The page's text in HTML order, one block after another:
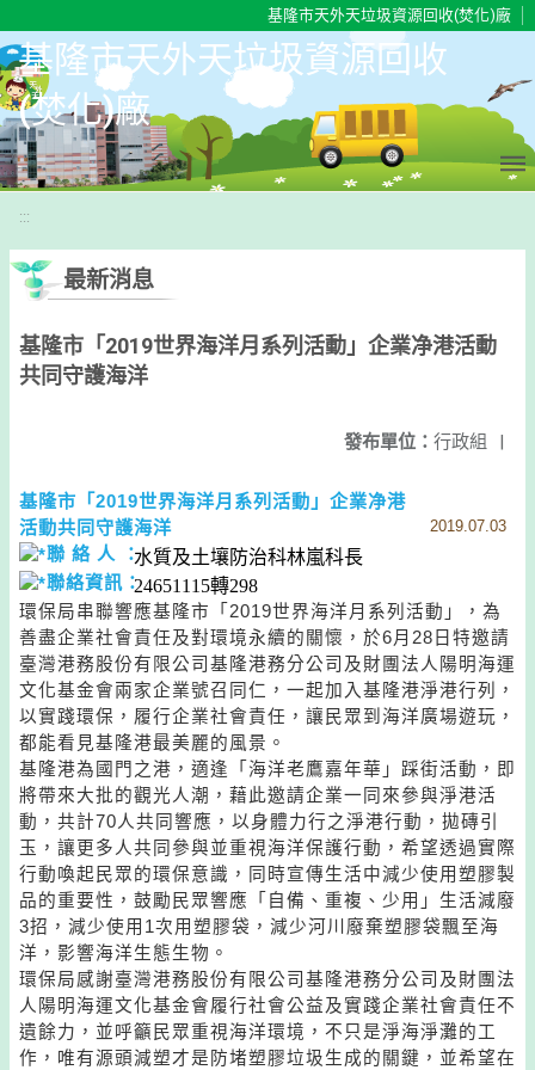
基隆市天外天垃圾資源回收(焚化)廠
基隆市天外天垃圾資源回收
(焚化)廠
:::
最新消息
基隆市「2019世界海洋月系列活動」企業净港活動
共同守護海洋
發布單位： 行政組 |
基隆市「2019世界海洋月系列活動」企業净港
活動共同守護海洋
2019.07.03
聯 絡 人 ：水質及土壤防治科林嵐科長
聯絡資訊：24651115轉298
環保局串聯響應基隆市「2019世界海洋月系列活動」，為
善盡企業社會責任及對環境永續的關懷，於6月28日特邀請
臺灣港務股份有限公司基隆港務分公司及財團法人陽明海運
文化基金會兩家企業號召同仁，一起加入基隆港淨港行列，
以實踐環保，履行企業社會責任，讓民眾到海洋廣場遊玩，
都能看見基隆港最美麗的風景。
基隆港為國門之港，適逢「海洋老鷹嘉年華」踩街活動，即
將帶來大批的觀光人潮，藉此邀請企業一同來參與淨港活
動，共計70人共同響應，以身體力行之淨港行動，拋磚引
玉，讓更多人共同參與並重視海洋保護行動，希望透過實際
行動喚起民眾的環保意識，同時宣傳生活中減少使用塑膠製
品的重要性，鼓勵民眾響應「自備、重複、少用」生活減廢
3招，減少使用1次用塑膠袋，減少河川廢棄塑膠袋飄至海
洋，影響海洋生態生物。
環保局感謝臺灣港務股份有限公司基隆港務分公司及財團法
人陽明海運文化基金會履行社會公益及實踐企業社會責任不
遺餘力，並呼籲民眾重視海洋環境，不只是淨海淨灘的工
作，唯有源頭減塑才是防堵塑膠垃圾生成的關鍵，並希望在